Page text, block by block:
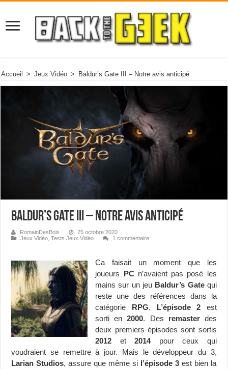
Accueil > Jeux Vidéo > Baldur’s Gate III – Notre avis anticipé
Baldur’s Gate III – Notre avis anticipé
RomainDesBois
25 octobre 2020
Jeux Vidéo ,Tests Jeux Vidéo 1 commentaire
Ca faisait un moment que les
joueurs PC n’avaient pas posé les
mains sur un jeu Baldur’s Gatequi
reste une des références dans la
catégorie RPG. L’épisode 2 est
sorti en2000. Des remaster des
deux premiers épisodes sont sortis
2012 et2014 pour ceux qui
voudraient se remettre à jour. Mais le développeur du 3,
Larian Studios, assure que même si l’épisode 3est bien la